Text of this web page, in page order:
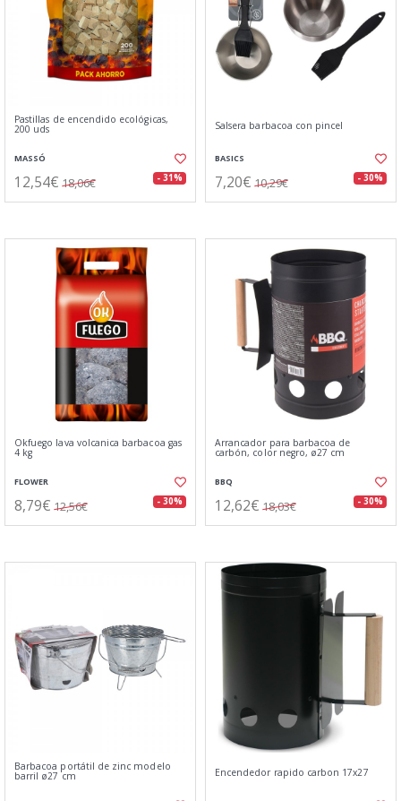
Pastillas de encendido ecológicas,
200 uds
MASSÓ
12,54€ 18,06€ - 31%
Salsera barbacoa con pincel
BASICS
7,20€ 10,29€ - 30%
Okfuego lava volcanica barbacoa gas
4 kg
FLOWER
8,79€ 12,56€ - 30%
Arrancador para barbacoa de
carbón, color negro, ø27 cm
BBQ
12,62€ 18,03€ - 30%
Barbacoa portátil de zinc modelo
barril ø27 cm Encendedor rapido carbon 17x27